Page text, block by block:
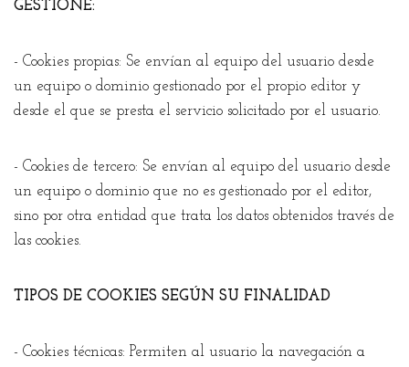
GESTIONE:
- Cookies propias: Se envían al equipo del usuario desde
un equipo o dominio gestionado por el propio editor y
desde el que se presta el servicio solicitado por el usuario.
- Cookies de tercero: Se envían al equipo del usuario desde
un equipo o dominio que no es gestionado por el editor,
sino por otra entidad que trata los datos obtenidos través de
las cookies.
TIPOS DE COOKIES SEGÚN SU FINALIDAD
- Cookies técnicas: Permiten al usuario la navegación a